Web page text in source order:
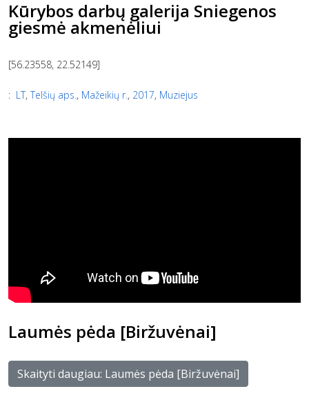
Kūrybos darbų galerija Sniegenos
giesmė akmenėliui
[56.23558, 22.52149]
: LT, Telšių aps., Mažeikių r., 2017, Muziejus
Laumės pėda [Biržuvėnai]
Skaityti daugiau: Laumės pėda [Biržuvėnai]